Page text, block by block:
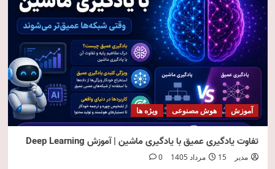
آموزش هوش مصنوعی ویژه ها
تفاوت یادگیری عمیق با یادگیری ماشین | آموزش Deep Learning
مدیر 15 مرداد 1405 0